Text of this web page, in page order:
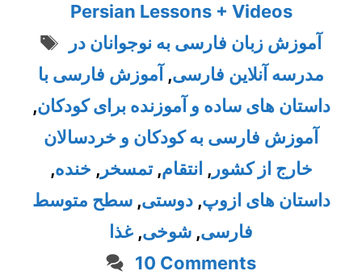
Persian Lessons + Videos
Tags
آموزش زبان فارسی به نوجوانان در
مدرسه آنلاین فارسی, آموزش فارسی با
داستان های ساده و آموزنده برای کودکان,
آموزش فارسی به کودکان و خردسالان
خارج از کشور , انتقام,تمسخر , خنده,
داستان های ازوپ,دوستی,سطح متوسط
فارسی, شوخی, غذا
10 Comments